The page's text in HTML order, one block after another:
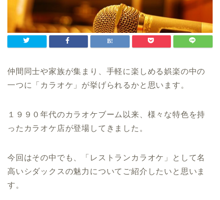
仲間同士や家族が集まり、手軽に楽しめる娯楽の中の
一つに「カラオケ」が挙げられるかと思います。
１９９０年代のカラオケブーム以来、様々な特色を持
ったカラオケ店が登場してきました。
今回はその中でも、「レストランカラオケ」として名
高いシダックスの魅力についてご紹介したいと思いま
す。